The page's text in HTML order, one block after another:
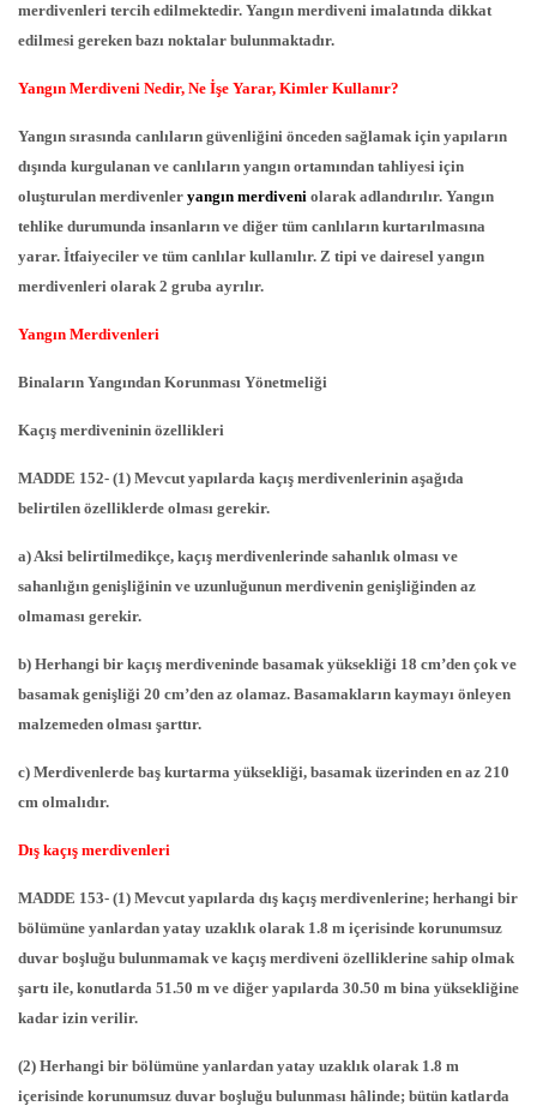
merdivenleri tercih edilmektedir. Yangın merdiveni imalatında dikkat
edilmesi gereken bazı noktalar bulunmaktadır.
Yangın Merdiveni Nedir, Ne İşe Yarar, Kimler Kullanır?
Yangın sırasında canlıların güvenliğini önceden sağlamak için yapıların
dışında kurgulanan ve canlıların yangın ortamından tahliyesi için
oluşturulan merdivenler yangın merdiveni olarak adlandırılır. Yangın
tehlike durumunda insanların ve diğer tüm canlıların kurtarılmasına
yarar. İtfaiyeciler ve tüm canlılar kullanılır. Z tipi ve dairesel yangın
merdivenleri olarak 2 gruba ayrılır.
Yangın Merdivenleri
Binaların Yangından Korunması Yönetmeliği
Kaçış merdiveninin özellikleri
MADDE 152- (1) Mevcut yapılarda kaçış merdivenlerinin aşağıda
belirtilen özelliklerde olması gerekir.
a) Aksi belirtilmedikçe, kaçış merdivenlerinde sahanlık olması ve
sahanlığın genişliğinin ve uzunluğunun merdivenin genişliğinden az
olmaması gerekir.
b) Herhangi bir kaçış merdiveninde basamak yüksekliği 18 cm’den çok ve
basamak genişliği 20 cm’den az olamaz. Basamakların kaymayı önleyen
malzemeden olması şarttır.
c) Merdivenlerde baş kurtarma yüksekliği, basamak üzerinden en az 210
cm olmalıdır.
Dış kaçış merdivenleri
MADDE 153- (1) Mevcut yapılarda dış kaçış merdivenlerine; herhangi bir
bölümüne yanlardan yatay uzaklık olarak 1.8 m içerisinde korunumsuz
duvar boşluğu bulunmamak ve kaçış merdiveni özelliklerine sahip olmak
şartı ile, konutlarda 51.50 m ve diğer yapılarda 30.50 m bina yüksekliğine
kadar izin verilir.
(2) Herhangi bir bölümüne yanlardan yatay uzaklık olarak 1.8 m
içerisinde korunumsuz duvar boşluğu bulunması hâlinde; bütün katlarda